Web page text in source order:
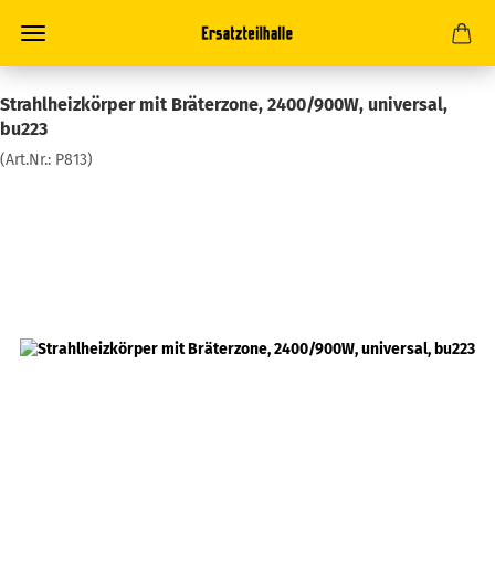
Strahlheizkörper mit Bräterzone, 2400/900W, universal,
bu223
(Art.Nr.: P813)